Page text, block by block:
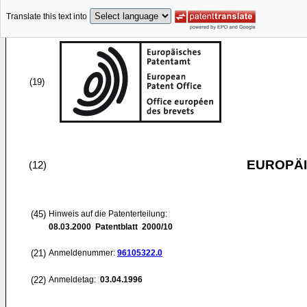
Translate this text into
(19)
(12)
(45) Hinweis auf die Patenterteilung:
08.03.2000 Patentblatt 2000/10
(21) Anmeldenummer: 96105322.0
(22) Anmeldetag: 03.04.1996